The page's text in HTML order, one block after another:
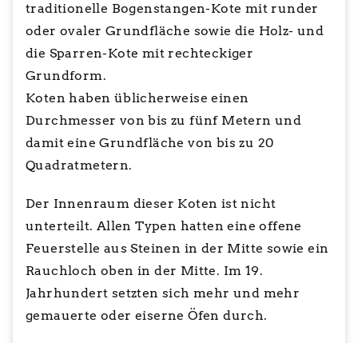
traditionelle Bogenstangen-Kote mit runder
oder ovaler Grundfläche sowie die Holz- und
die Sparren-Kote mit rechteckiger
Grundform.
Koten haben üblicherweise einen
Durchmesser von bis zu fünf Metern und
damit eine Grundfläche von bis zu 20
Quadratmetern.
Der Innenraum dieser Koten ist nicht
unterteilt. Allen Typen hatten eine offene
Feuerstelle aus Steinen in der Mitte sowie ein
Rauchloch oben in der Mitte. Im 19.
Jahrhundert setzten sich mehr und mehr
gemauerte oder eiserne Öfen durch.